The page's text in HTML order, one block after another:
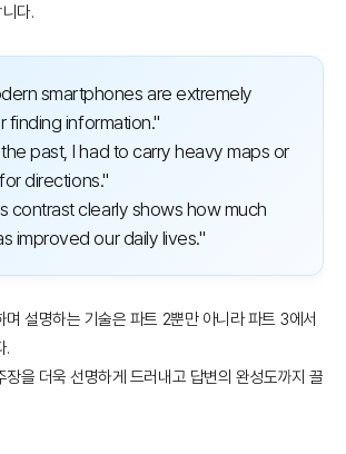
다.
smartphones are extremely
finding information."
past, I had to carry heavy maps or
directions."
contrast clearly shows how much
improved our daily lives."
며 설명하는 기술은 파트 2뿐만 아니라 파트 3에서
.
장을 더욱 선명하게 드러내고 답변의 완성도까지 끌